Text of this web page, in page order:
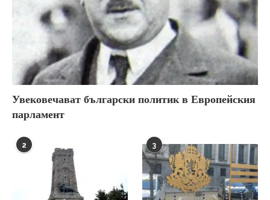
Увековечават български политик в Европейския
парламент
2 3